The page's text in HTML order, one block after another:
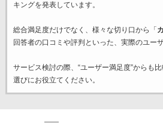
キングを発表しています。
総合満足度だけでなく、様々な切り口から「
回答者の口コミや評判といった、実際のユー
サービス検討の際、“ユーザー満足度”からも
選びにお役立てください。